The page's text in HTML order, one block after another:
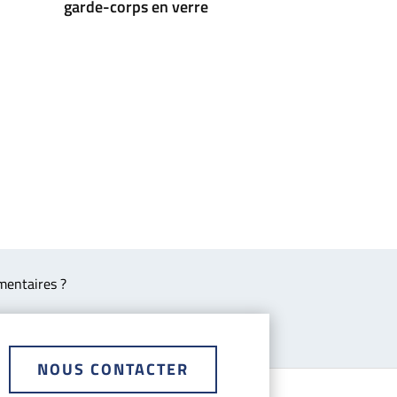
garde-corps en verre
?
NOUS CONTACTER